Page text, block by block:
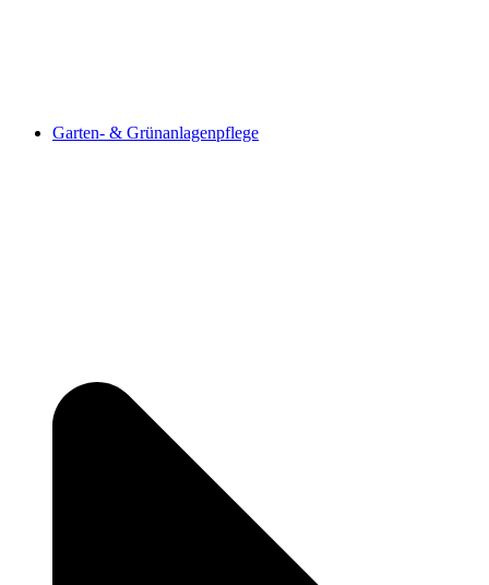
Garten- & Grünanlagenpflege